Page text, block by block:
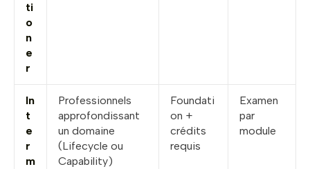
ti
o
n
e
r
In
t
e
r
m
Professionnels
approfondissant
un domaine
(Lifecycle ou
Capability)
Foundati
on +
crédits
requis
Examen
par
module